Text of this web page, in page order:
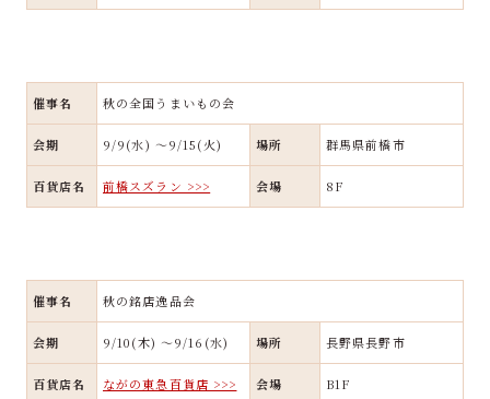
催事名 秋の全国うまいもの会
会期 9/9(水) ～9/15(火) 場所 群馬県前橋市
百貨店名 前橋スズラン >>> 会場 8F
催事名 秋の銘店逸品会
会期 9/10(木) ～9/16(水) 場所 長野県長野市
百貨店名 ながの東急百貨店 >>> 会場 B1F